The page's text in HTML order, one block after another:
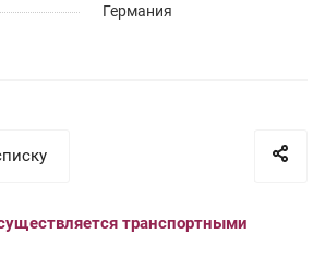
Германия
транспортными